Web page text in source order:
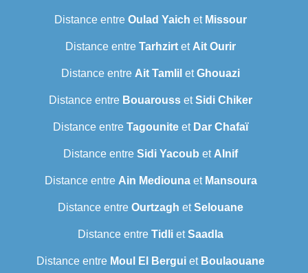
Distance entre Oulad Yaich et Missour
Distance entre Tarhzirt et Ait Ourir
Distance entre Ait Tamlil etGhouazi
Distance entre Bouarouss etSidi Chiker
Distance entre Tagounite et Dar Chafaï
Distance entre Sidi Yacoub et Alnif
Distance entre Ain Mediounaet Mansoura
Distance entre Ourtzagh etSelouane
Distance entre Tidli etSaadla
Distance entre Moul El Bergui et Boulaouane